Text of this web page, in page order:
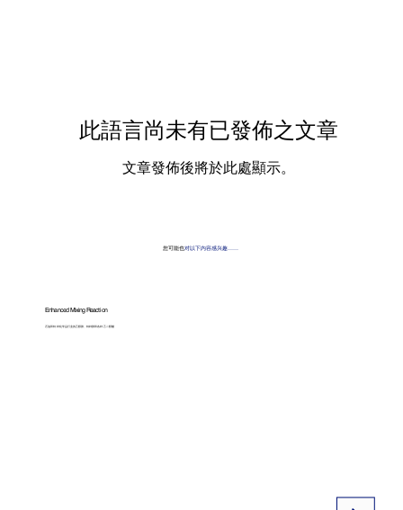
此語言尚未有已發佈之文章
文章發佈後將於此處顯示。
您可能也对以下内容感兴趣……
Enhanced Mixing Reaction
石油和特种化学品行业的乙醇胺、特种胺和各种乙二醇醚